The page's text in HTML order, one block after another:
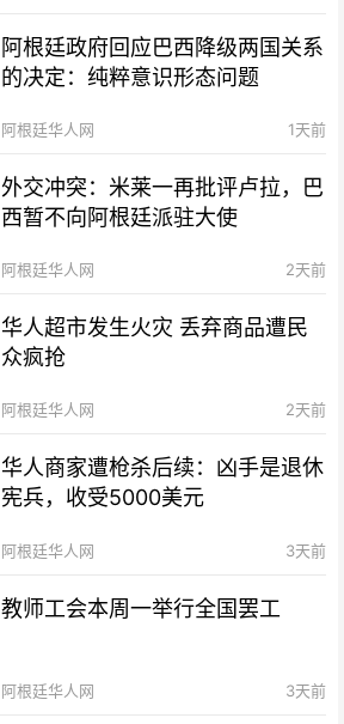
阿根廷政府回应巴西降级两国关系
的决定：纯粹意识形态问题
阿根廷华人网 1天前
外交冲突：米莱一再批评卢拉，巴
西暂不向阿根廷派驻大使
阿根廷华人网 2天前
华人超市发生火灾 丢弃商品遭民
众疯抢
阿根廷华人网 2天前
华人商家遭枪杀后续：凶手是退休
宪兵，收受5000美元
阿根廷华人网 3天前
教师工会本周一举行全国罢工
阿根廷华人网 3天前